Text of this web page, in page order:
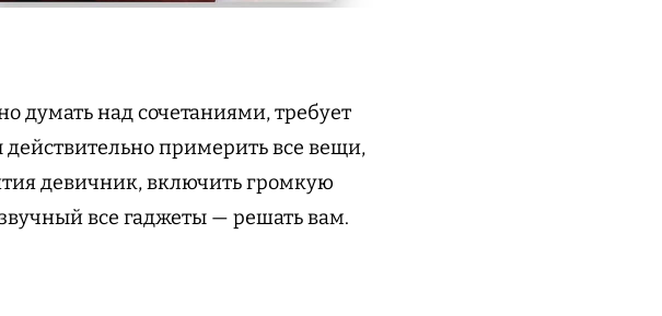
думать над сочетаниями, требует
действительно примерить все вещи,
девичник, включить громкую
все гаджеты — решать вам.